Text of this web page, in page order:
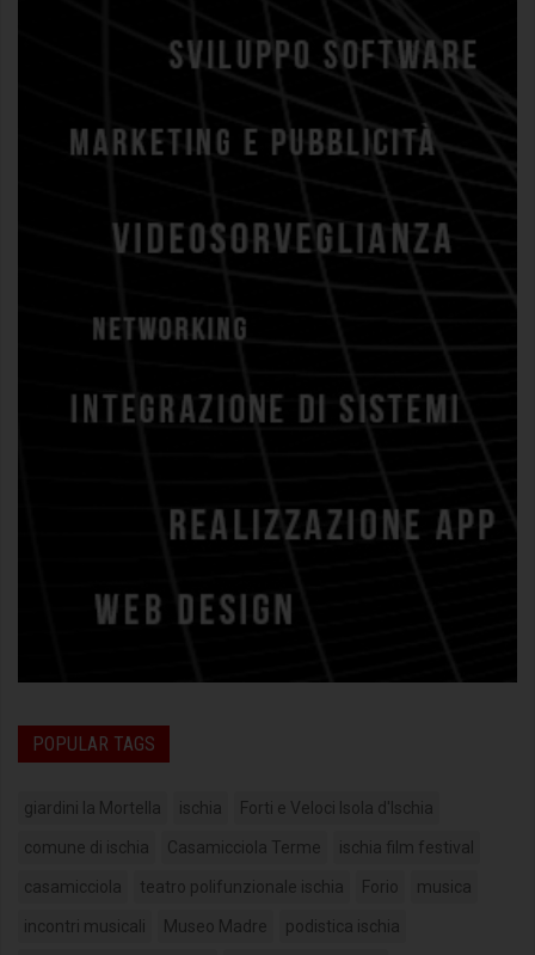
POPULAR TAGS
giardini la Mortella ischia Forti e Veloci Isola d'Ischia
comune di ischia Casamicciola Terme ischia film festival
casamicciola teatro polifunzionale ischia Forio musica
incontri musicali Museo Madre podistica ischia